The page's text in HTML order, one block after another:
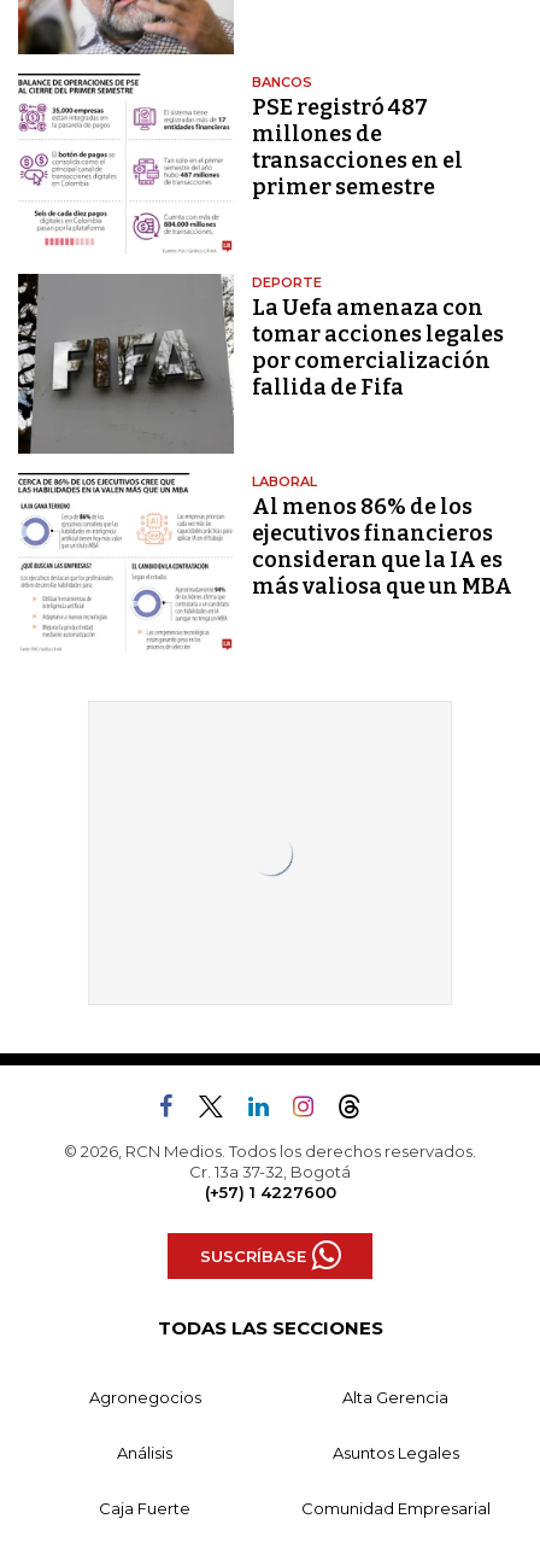
BANCOS
PSE registró 487
millones de
transacciones en el
primer semestre
DEPORTE
La Uefa amenaza con
tomar acciones legales
por comercialización
fallida de Fifa
LABORAL
Al menos 86% de los
ejecutivos financieros
consideran que la IA es
más valiosa que un MBA
© 2026, RCN Medios. Todos los derechos reservados.
Cr. 13a 37-32, Bogotá
(+57) 1 4227600
SUSCRÍBASE
TODAS LAS SECCIONES
Agronegocios Alta Gerencia
Análisis Asuntos Legales
Caja Fuerte Comunidad Empresarial